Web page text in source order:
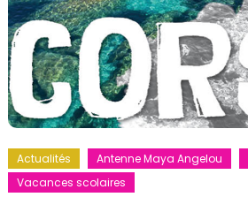
Actualités Antenne Maya Angelou
Vacances scolaires